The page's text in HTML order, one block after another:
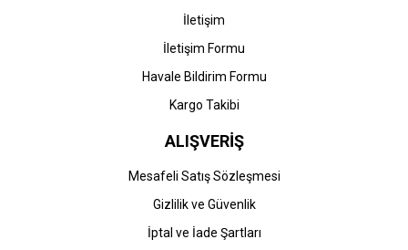
İletişim
İletişim Formu
Havale Bildirim Formu
Kargo Takibi
ALIŞVERİŞ
Mesafeli Satış Sözleşmesi
Gizlilik ve Güvenlik
İptal ve İade Şartları